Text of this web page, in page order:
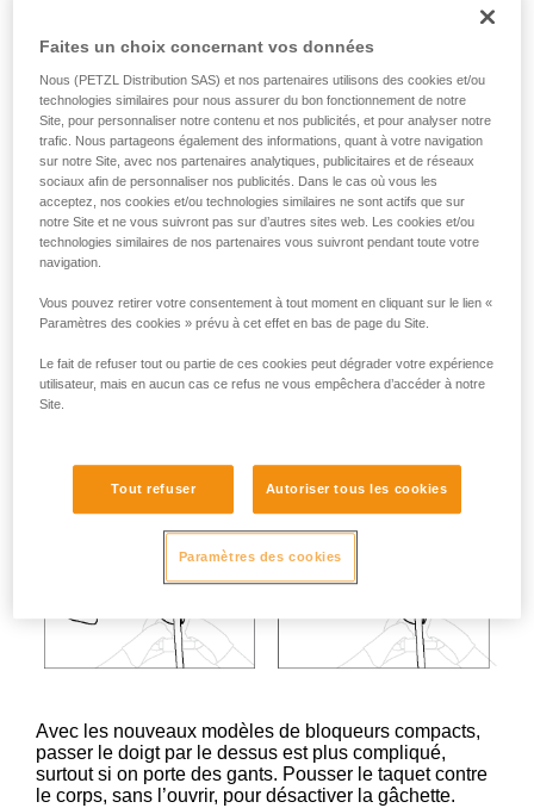
que nous ne décrivons pas ici.
2. Gestuelle pour la désactivation des
bloqueurs
Il est important de ne pas ouvrir complètement le taquet de
vos bloqueurs.
Avec les nouveaux modèles de bloqueurs compacts,
passer le doigt par le dessus est plus compliqué,
surtout si on porte des gants. Pousser le taquet contre
le corps, sans l’ouvrir, pour désactiver la gâchette.
Faites un choix concernant vos données
Nous (PETZL Distribution SAS) et nos partenaires utilisons des cookies et/ou
technologies similaires pour nous assurer du bon fonctionnement de notre
Site, pour personnaliser notre contenu et nos publicités, et pour analyser notre
trafic. Nous partageons également des informations, quant à votre navigation
sur notre Site, avec nos partenaires analytiques, publicitaires et de réseaux
sociaux afin de personnaliser nos publicités. Dans le cas où vous les
acceptez, nos cookies et/ou technologies similaires ne sont actifs que sur
notre Site et ne vous suivront pas sur d’autres sites web. Les cookies et/ou
technologies similaires de nos partenaires vous suivront pendant toute votre
navigation.
Vous pouvez retirer votre consentement à tout moment en cliquant sur le lien «
Paramètres des cookies » prévu à cet effet en bas de page du Site.
Le fait de refuser tout ou partie de ces cookies peut dégrader votre expérience
utilisateur, mais en aucun cas ce refus ne vous empêchera d’accéder à notre
Site.
Tout refuser Autoriser tous les cookies
Paramètres des cookies